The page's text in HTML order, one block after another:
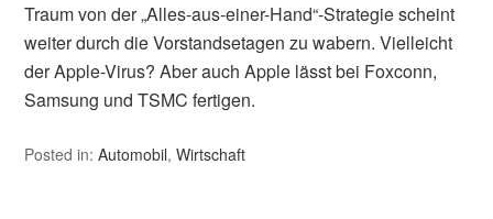
Traum von der „Alles-aus-einer-Hand“-Strategie scheint
weiter durch die Vorstandsetagen zu wabern. Vielleicht
der Apple-Virus? Aber auch Apple lässt bei Foxconn,
Samsung und TSMC fertigen.
Posted in:Automobil,Wirtschaft